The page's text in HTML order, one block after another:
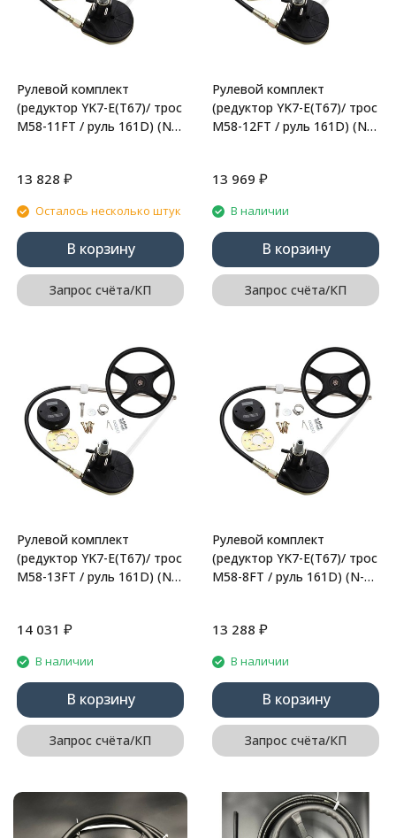
Рулевой комплект
(редуктор YK7-E(Т67)/ трос
M58-11FT / руль 161D) (N-
13 828 ₽
Осталось несколько штук
В корзину
Запрос счёта/КП
Рулевой комплект
(редуктор YK7-E(Т67)/ трос
M58-12FT / руль 161D) (N-
13 969 ₽
В наличии
В корзину
Запрос счёта/КП
Рулевой комплект
(редуктор YK7-E(Т67)/ трос
M58-13FT / руль 161D) (N-
14 031 ₽
В наличии
В корзину
Запрос счёта/КП
Рулевой комплект
(редуктор YK7-E(Т67)/ трос
M58-8FT / руль 161D) (N-
13 288 ₽
В наличии
В корзину
Запрос счёта/КП